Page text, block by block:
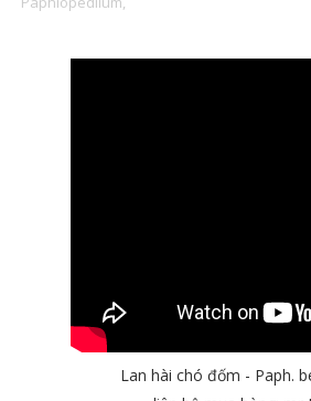
Lan hài chó đốm - Paph.